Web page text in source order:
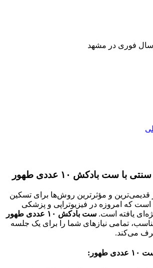
فوری در مشهد
ست بادکش ۱۰ عددی طهور
قدیمی‌ترین و مؤثرترین روش‌ها برای تسکین
که امروزه در فیزیوتراپی و پزشکی
یافته است. ست بادکش ۱۰ عددی طهور
تمامی نیازهای شما را برای یک جلسه
می‌کند.